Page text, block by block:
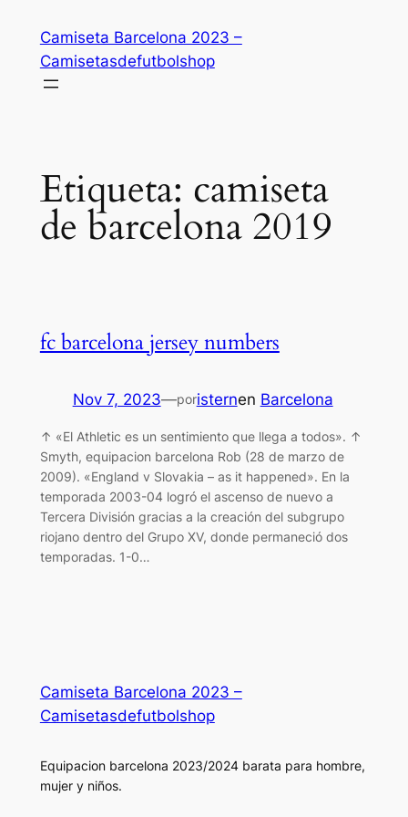
contenido
Camiseta Barcelona 2023 –
Camisetasdefutbolshop
Etiqueta: camiseta
de barcelona 2019
fc barcelona jersey numbers
Nov 7, 2023—poristernen Barcelona
↑ «El Athletic es un sentimiento que llega a todos». ↑
Smyth, equipacion barcelona Rob (28 de marzo de
2009). «England v Slovakia – as it happened». En la
temporada 2003-04 logró el ascenso de nuevo a
Tercera División gracias a la creación del subgrupo
riojano dentro del Grupo XV, donde permaneció dos
temporadas. 1-0…
Camiseta Barcelona 2023 –
Camisetasdefutbolshop
Equipacion barcelona 2023/2024 barata para hombre,
mujer y niños.